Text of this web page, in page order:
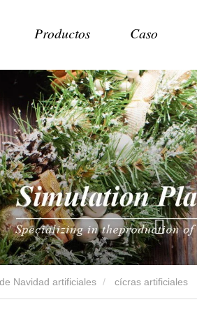
Productos Caso
Navidad artificiales cícras artificiales